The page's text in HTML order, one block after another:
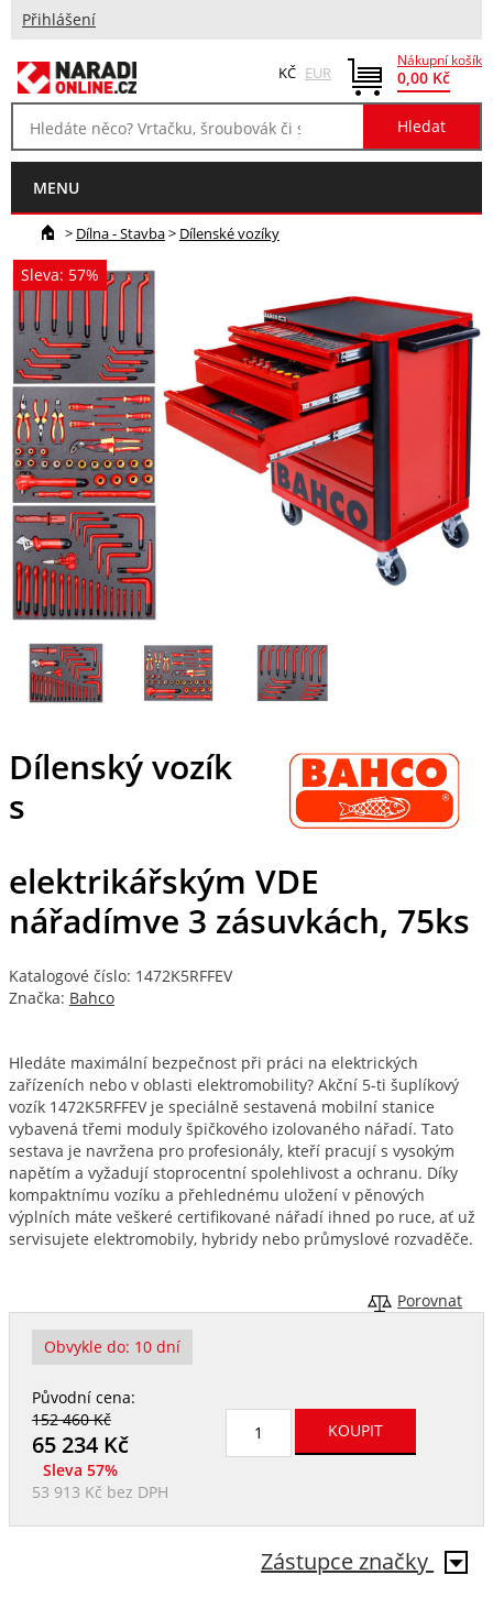
Přihlášení
Nákupní košík
0,00 Kč
KČ EUR
MENU
> Dílna - Stavba> Dílenské vozíky
Sleva: 57%
Dílenský vozík
s
elektrikářským VDE
nářadímve 3 zásuvkách, 75ks
Katalogové číslo: 1472K5RFFEV
Značka: Bahco
Hledáte maximální bezpečnost při práci na elektrických
zařízeních nebo v oblasti elektromobility? Akční 5-ti šuplíkový
vozík 1472K5RFFEV je speciálně sestavená mobilní stanice
vybavená třemi moduly špičkového izolovaného nářadí. Tato
sestava je navržena pro profesionály, kteří pracují s vysokým
napětím a vyžadují stoprocentní spolehlivost a ochranu. Díky
kompaktnímu vozíku a přehlednému uložení v pěnových
výplních máte veškeré certifikované nářadí ihned po ruce, ať už
servisujete elektromobily, hybridy nebo průmyslové rozvaděče.
Porovnat
Obvykle do: 10 dní
Původní cena:
152 460 Kč
65 234Kč
Sleva 57%
53 913 Kč bez DPH
Zástupce značky